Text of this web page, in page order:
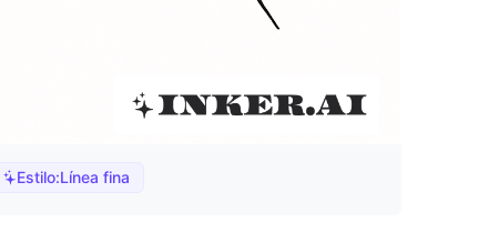
Estilo:Línea fina